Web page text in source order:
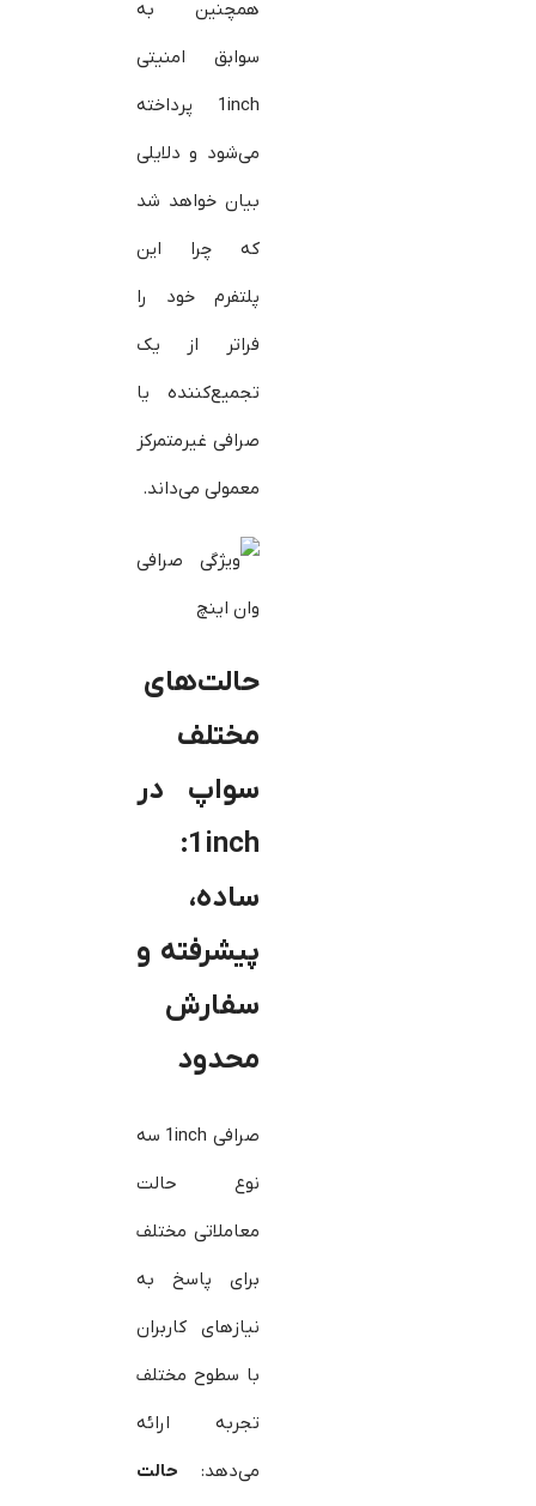
همچنین به
سوابق امنیتی
1inch پرداخته
می‌شود و دلایلی
بیان خواهد شد
که چرا این
پلتفرم خود را
فراتر از یک
تجمیع‌کننده یا
صرافی غیرمتمرکز
معمولی می‌داند.
حالت‌های
مختلف
سواپ در
1inch:
ساده،
پیشرفته و
سفارش
محدود
صرافی 1inch سه
نوع حالت
معاملاتی مختلف
برای پاسخ به
نیازهای کاربران
با سطوح مختلف
تجربه ارائه
می‌دهد: حالت